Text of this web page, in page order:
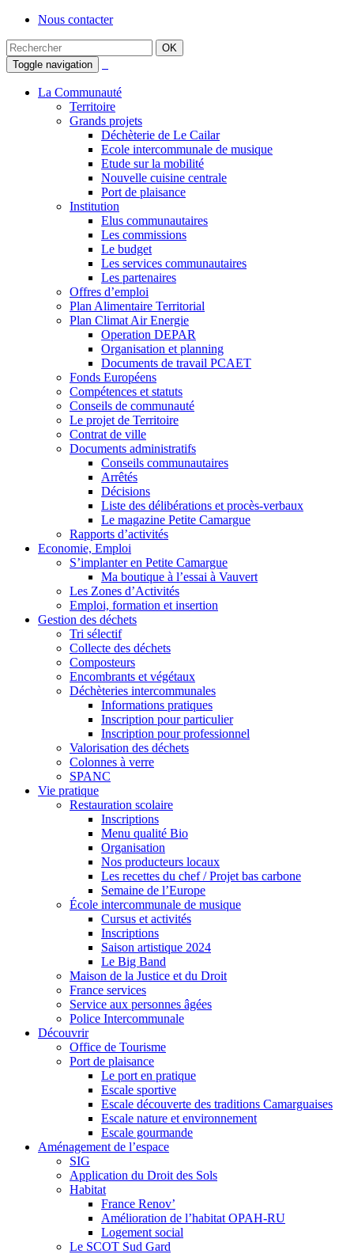
Nous contacter
Toggle navigation
La Communauté
Territoire
Grands projets
Déchèterie de Le Cailar
Ecole intercommunale de musique
Etude sur la mobilité
Nouvelle cuisine centrale
Port de plaisance
Institution
Elus communautaires
Les commissions
Le budget
Les services communautaires
Les partenaires
Offres d’emploi
Plan Alimentaire Territorial
Plan Climat Air Energie
Operation DEPAR
Organisation et planning
Documents de travail PCAET
Fonds Européens
Compétences et statuts
Conseils de communauté
Le projet de Territoire
Contrat de ville
Documents administratifs
Conseils communautaires
Arrêtés
Décisions
Liste des délibérations et procès-verbaux
Le magazine Petite Camargue
Rapports d’activités
Economie, Emploi
S’implanter en Petite Camargue
Ma boutique à l’essai à Vauvert
Les Zones d’Activités
Emploi, formation et insertion
Gestion des déchets
Tri sélectif
Collecte des déchets
Composteurs
Encombrants et végétaux
Déchèteries intercommunales
Informations pratiques
Inscription pour particulier
Inscription pour professionnel
Valorisation des déchets
Colonnes à verre
SPANC
Vie pratique
Restauration scolaire
Inscriptions
Menu qualité Bio
Organisation
Nos producteurs locaux
Les recettes du chef / Projet bas carbone
Semaine de l’Europe
École intercommunale de musique
Cursus et activités
Inscriptions
Saison artistique 2024
Le Big Band
Maison de la Justice et du Droit
France services
Service aux personnes âgées
Police Intercommunale
Découvrir
Office de Tourisme
Port de plaisance
Le port en pratique
Escale sportive
Escale découverte des traditions Camarguaises
Escale nature et environnement
Escale gourmande
Aménagement de l’espace
SIG
Application du Droit des Sols
Habitat
France Renov’
Amélioration de l’habitat OPAH-RU
Logement social
Le SCOT Sud Gard